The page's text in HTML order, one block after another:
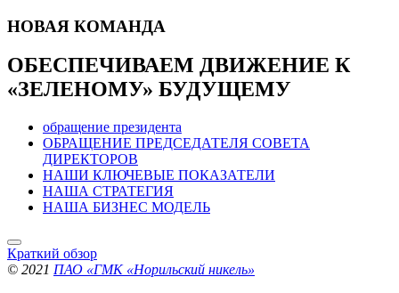
НОВАЯ КОМАНДА
ОБЕСПЕЧИВАЕМ ДВИЖЕНИЕ К
«ЗЕЛЕНОМУ» БУДУЩЕМУ
обращение президента
ОБРАЩЕНИЕ ПРЕДСЕДАТЕЛЯ СОВЕТА
ДИРЕКТОРОВ
НАШИ КЛЮЧЕВЫЕ ПОКАЗАТЕЛИ
НАША СТРАТЕГИЯ
НАША БИЗНЕС МОДЕЛЬ
Краткий обзор
© 2021 ПАО «ГМК «Норильский никель»